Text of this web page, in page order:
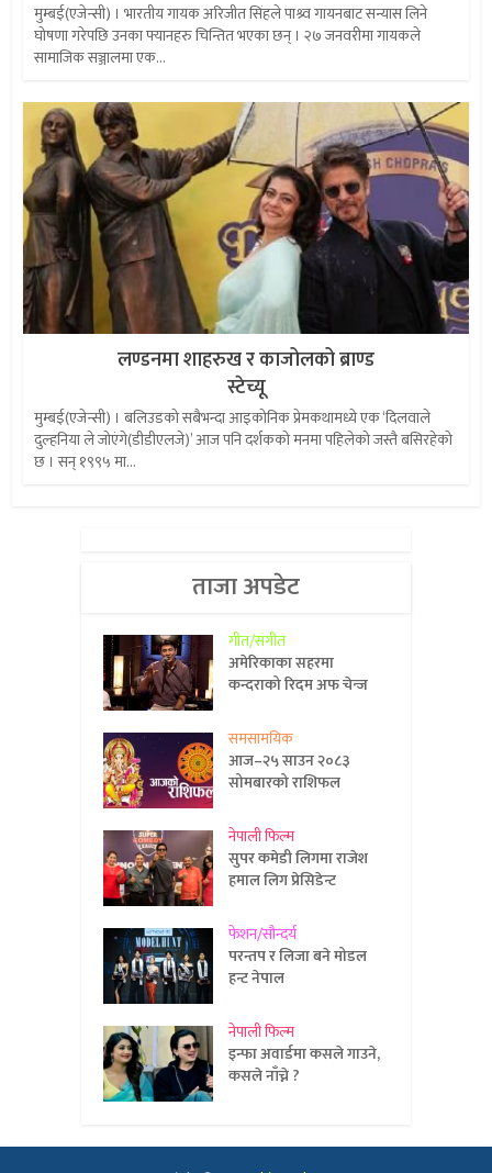
मुम्बई(एजेन्सी) । भारतीय गायक अरिजीत सिंहले पाश्र्व गायनबाट सन्यास लिने
घोषणा गरेपछि उनका फ्यानहरु चिन्तित भएका छन् । २७ जनवरीमा गायकले
सामाजिक सञ्जालमा एक...
लण्डनमा शाहरुख र काजोलको ब्राण्ड
स्टेच्यू
मुम्बई(एजेन्सी) । बलिउडको सबैभन्दा आइकोनिक प्रेमकथामध्ये एक ‘दिलवाले
दुल्हनिया ले जोएंगे(डीडीएलजे)’ आज पनि दर्शकको मनमा पहिलेको जस्तै बसिरहेको
छ । सन् १९९५ मा...
ताजा अपडेट
गीत/संगीत
अमेरिकाका सहरमा
कन्दराको रिदम अफ चेन्ज
समसामयिक
आज–२५ साउन २०८३
सोमबारको राशिफल
नेपाली फिल्म
सुपर कमेडी लिगमा राजेश
हमाल लिग प्रेसिडेन्ट
फेशन/सौन्दर्य
परन्तप र लिजा बने मोडल
हन्ट नेपाल
नेपाली फिल्म
इन्फा अवार्डमा कसले गाउने,
कसले नाँच्ने ?